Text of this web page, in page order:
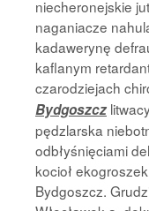
niecheronejskie
naganiacze
kadawerynę
kaflanym
czarodziejach
Bydgoszcz
pędzlarska
odbłyśnięciami
kocioł
Bydgoszcz.